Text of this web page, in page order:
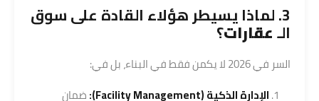
3. لماذا يسيطر هؤلاء القادة على سوق
الـعقارات؟
السر في 2026 لا يكمن فقط في البناء، بل في:
الإدارة الذكية (Facility Management):
ضمان